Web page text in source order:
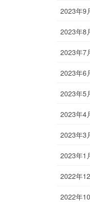
2023年9
2023年8
2023年7
2023年6
2023年5
2023年4
2023年3
2023年1
2022年
2022年